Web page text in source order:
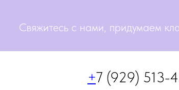
Свяжитесь с нами, придумаем
+7 (929) 513-